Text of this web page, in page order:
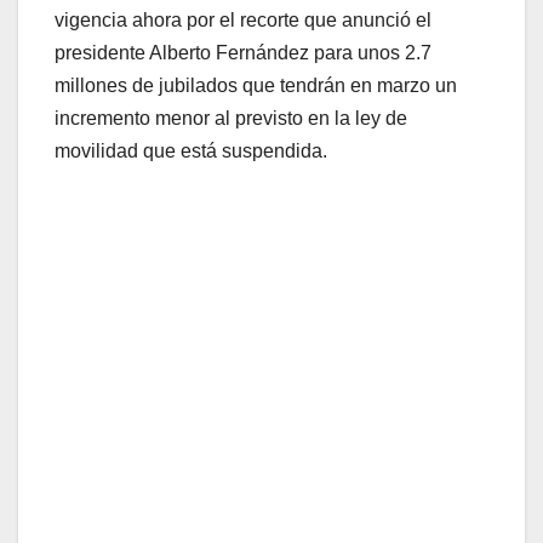
vigencia ahora por el recorte que anunció el
presidente Alberto Fernández para unos 2.7
millones de jubilados que tendrán en marzo un
incremento menor al previsto en la ley de
movilidad que está suspendida.